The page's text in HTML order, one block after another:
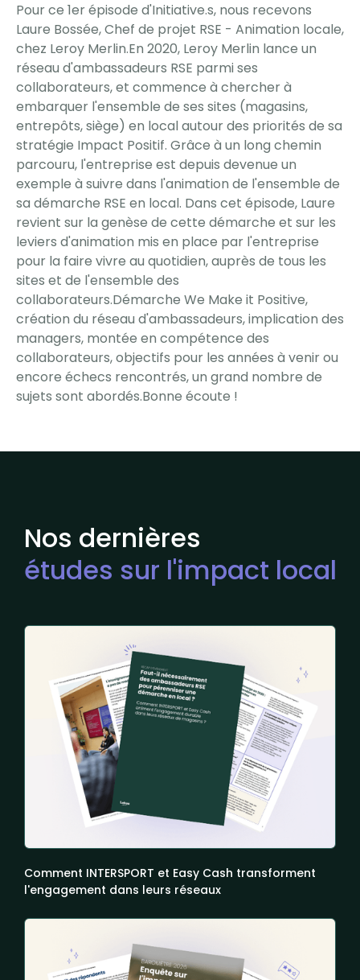
Pour ce 1er épisode d'Initiative.s, nous recevons
Laure Bossée, Chef de projet RSE - Animation locale,
chez Leroy Merlin.En 2020, Leroy Merlin lance un
réseau d'ambassadeurs RSE parmi ses
collaborateurs, et commence à chercher à
embarquer l'ensemble de ses sites (magasins,
entrepôts, siège) en local autour des priorités de sa
stratégie Impact Positif. Grâce à un long chemin
parcouru, l'entreprise est depuis devenue un
exemple à suivre dans l'animation de l'ensemble de
sa démarche RSE en local. Dans cet épisode, Laure
revient sur la genèse de cette démarche et sur les
leviers d'animation mis en place par l'entreprise
pour la faire vivre au quotidien, auprès de tous les
sites et de l'ensemble des
collaborateurs.Démarche We Make it Positive,
création du réseau d'ambassadeurs, implication des
managers, montée en compétence des
collaborateurs, objectifs pour les années à venir ou
encore échecs rencontrés, un grand nombre de
sujets sont abordés.Bonne écoute !
Nos dernières
études sur l'impact local
Comment INTERSPORT et Easy Cash transforment
l'engagement dans leurs réseaux